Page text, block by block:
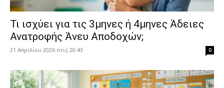
​Τι ισχύει για τις 3μηνες ή 4μηνες Άδειες
Ανατροφής Άνευ Αποδοχών;
21 Απριλίου 2026 στις 20:43 0